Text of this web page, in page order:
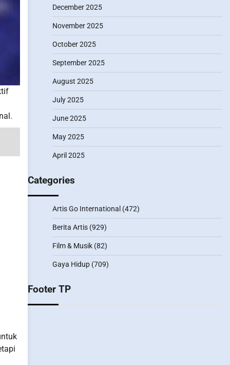
December 2025
November 2025
October 2025
September 2025
August 2025
July 2025
June 2025
May 2025
April 2025
Categories
Artis Go International (472)
Berita Artis(929)
Film & Musik(82)
Gaya Hidup(709)
Footer TP